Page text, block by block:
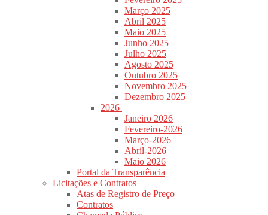
Março 2025
Abril 2025
Maio 2025
Junho 2025
Julho 2025
Agosto 2025
Outubro 2025
Novembro 2025
Dezembro 2025
2026
Janeiro 2026
Fevereiro-2026
Março-2026
Abril-2026
Maio 2026
Portal da Transparência
Licitações e Contratos
Atas de Registro de Preço
Contratos